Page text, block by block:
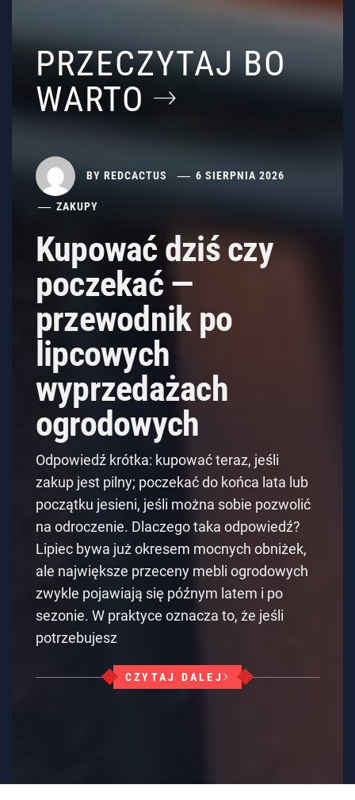
PRZECZYTAJ BO
WARTO
BY REDCACTUS 6 SIERPNIA 2026
ZAKUPY
Kupować dziś czy
poczekać —
przewodnik po
lipcowych
wyprzedażach
ogrodowych
Odpowiedź krótka: kupować teraz, jeśli
zakup jest pilny; poczekać do końca lata lub
początku jesieni, jeśli można sobie pozwolić
na odroczenie. Dlaczego taka odpowiedź?
Lipiec bywa już okresem mocnych obniżek,
ale największe przeceny mebli ogrodowych
zwykle pojawiają się późnym latem i po
sezonie. W praktyce oznacza to, że jeśli
potrzebujesz
CZYTAJ DALEJ